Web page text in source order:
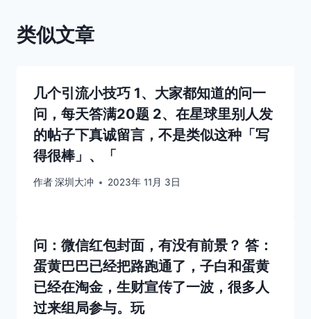
类似文章
几个引流小技巧 1、大家都知道的问一
问，每天答满20题 2、在星球里别人发
的帖子下真诚留言，不是类似这种「写
得很棒」、「
作者深圳大冲 2023年 11月 3日
问：微信红包封面，有没有前景？ 答：
蛋黄巴巴已经把路跑通了，子白和蛋黄
已经在淘金，生财宣传了一波，很多人
过来组局参与。玩